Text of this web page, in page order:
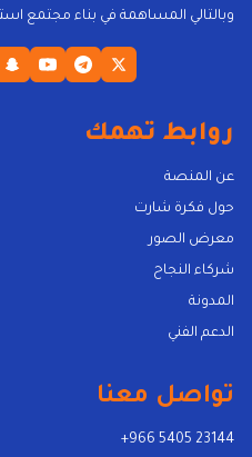
وبالتالي المساهمة في بناء مجتمع
روابط تهمك
عن المنصة
حول فكرة شارت
معرض الصور
شركاء النجاح
المدونة
الدعم الفني
تواصل معنا
+966 5405 23144